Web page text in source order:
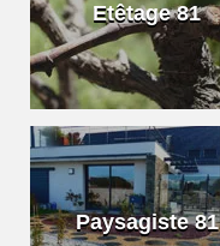
Etêtage 81
Paysagiste 81